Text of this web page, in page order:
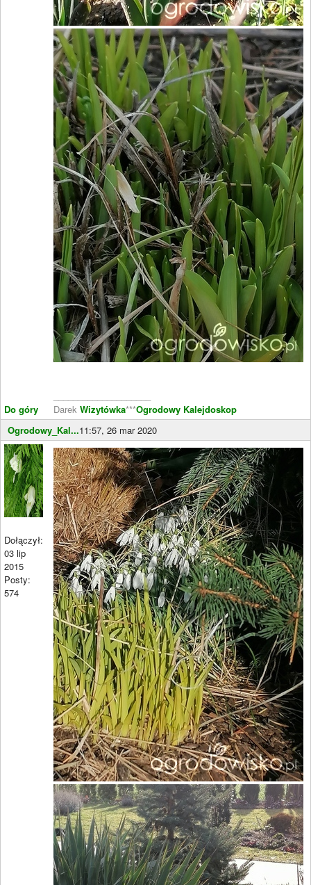
Do góry
Darek Wizytówka***Ogrodowy Kalejdoskop
Ogrodowy_Kal...11:57, 26 mar 2020
Dołączył:
03 lip
2015
Posty:
574